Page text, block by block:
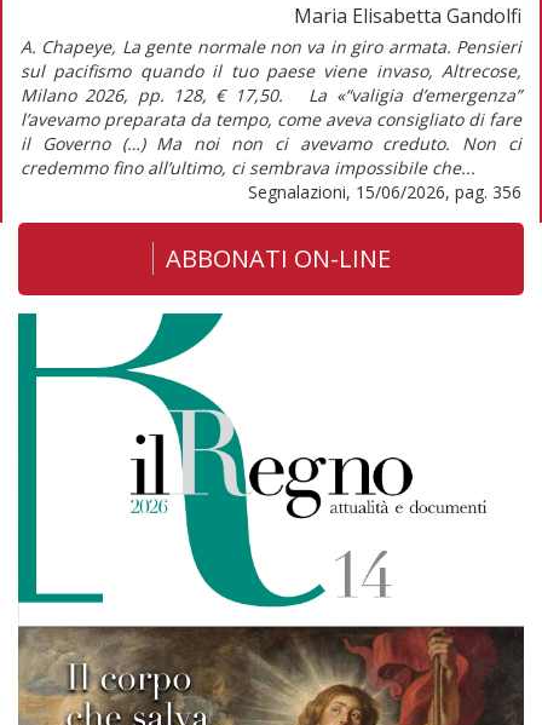
Maria Elisabetta Gandolfi
A. Chapeye, La gente normale non va in giro armata. Pensieri
sul pacifismo quando il tuo paese viene invaso, Altrecose,
Milano 2026, pp. 128, € 17,50. La «“valigia d’emergenza”
l’avevamo preparata da tempo, come aveva consigliato di fare
il Governo (…) Ma noi non ci avevamo creduto. Non ci
credemmo fino all’ultimo, ci sembrava impossibile che...
Segnalazioni, 15/06/2026, pag. 356
ABBONATI ON-LINE